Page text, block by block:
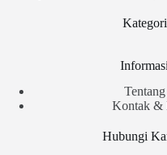
Kategori
Informasi
Kontak &
Hubungi